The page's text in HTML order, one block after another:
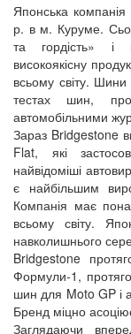
Японська
р. в м. Куруме.
та гордість» і
високоякісну
всьому світу.
тестах шин,
автомобільними
Зараз Bridgestone
Flat, які
найвідоміші
є найбільшим
Компанія має
всьому світу.
навколишнього
Bridgestone
Формули-1,
шин для Moto GP і
Бренд міцно
Заглядаючи